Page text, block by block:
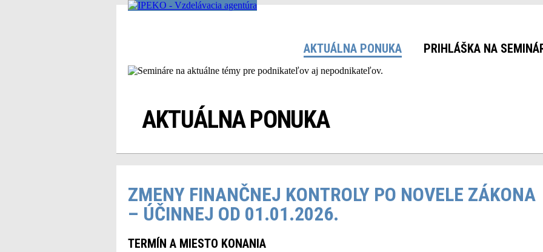
AKTUÁLNA PONUKA PRIHLÁŠKA NA
AKTUÁLNA PONUKA
ZMENY FINANČNEJ KONTROLY PO NOVELE ZÁKONA
– ÚČINNEJ OD 01.01.2026.
TERMÍN A MIESTO KONANIA